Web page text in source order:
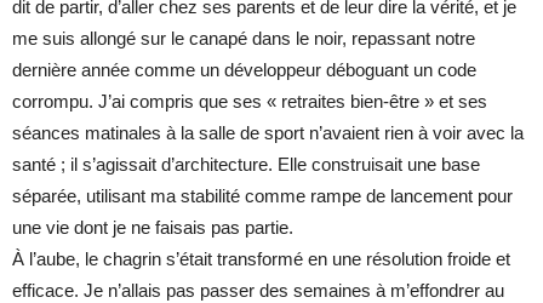
dit de partir, d’aller chez ses parents et de leur dire la vérité, et je
me suis allongé sur le canapé dans le noir, repassant notre
dernière année comme un développeur déboguant un code
corrompu. J’ai compris que ses « retraites bien-être » et ses
séances matinales à la salle de sport n’avaient rien à voir avec la
santé ; il s’agissait d’architecture. Elle construisait une base
séparée, utilisant ma stabilité comme rampe de lancement pour
une vie dont je ne faisais pas partie.
À l’aube, le chagrin s’était transformé en une résolution froide et
efficace. Je n’allais pas passer des semaines à m’effondrer au